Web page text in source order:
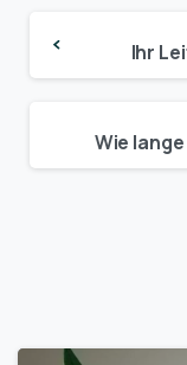
Reading